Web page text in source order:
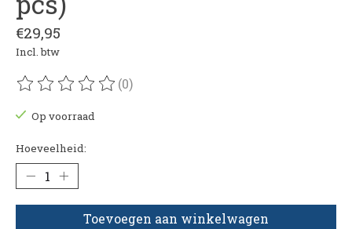
€29,95
Incl. btw
De beoordeling van dit product is
(0)
Op voorraad
Hoeveelheid:
Toevoegen aan winkelwagen